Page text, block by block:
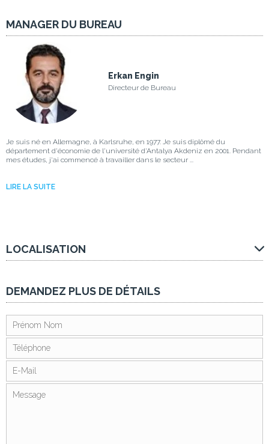
MANAGER DU BUREAU
Erkan Engin
Directeur de Bureau
Je suis né en Allemagne, à Karlsruhe, en 1977. Je suis diplômé du
département d'économie de l'université d'Antalya Akdeniz en 2001. Pendant
mes études, j'ai commencé à travailler dans le secteur ...
LIRE LA SUITE
LOCALISATION
DEMANDEZ PLUS DE DÉTAILS